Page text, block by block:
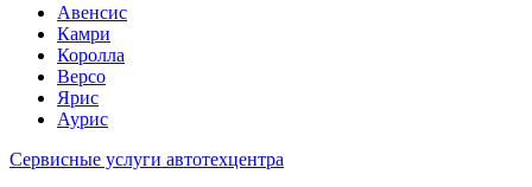
Авенсис
Камри
Королла
Версо
Ярис
Аурис
Сервисные услуги автотехцентра